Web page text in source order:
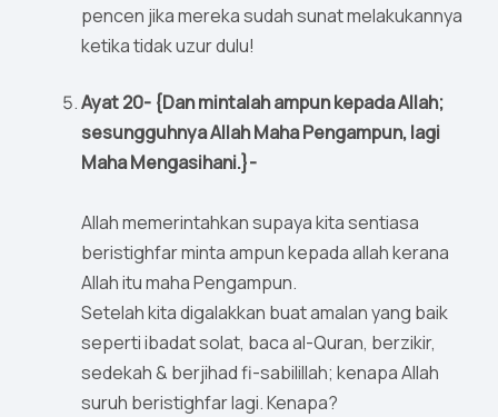
pencen jika mereka sudah sunat melakukannya
ketika tidak uzur dulu!
Ayat 20- {Dan mintalah ampun kepada Allah;
sesungguhnya Allah Maha Pengampun, lagi
Maha Mengasihani.}-
Allah memerintahkan supaya kita sentiasa
beristighfar minta ampun kepada allah kerana
Allah itu maha Pengampun.
Setelah kita digalakkan buat amalan yang baik
seperti ibadat solat, baca al-Quran, berzikir,
sedekah & berjihad fi-sabilillah; kenapa Allah
suruh beristighfar lagi. Kenapa?